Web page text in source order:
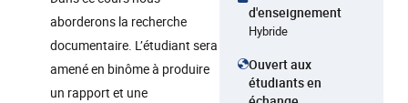
aborderons la recherche
documentaire. L’étudiant sera
amené en binôme à produire
un rapport et une
d'enseignement
Hybride
Ouvert aux
étudiants en